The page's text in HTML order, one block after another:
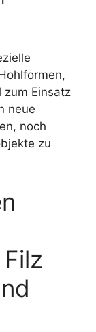
Einsatz
neue
noch
zu